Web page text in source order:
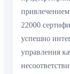
22000
успешно
управления